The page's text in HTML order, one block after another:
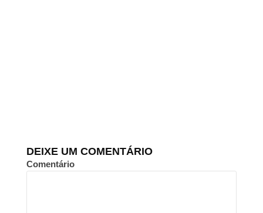
DEIXE UM COMENTÁRIO
Comentário